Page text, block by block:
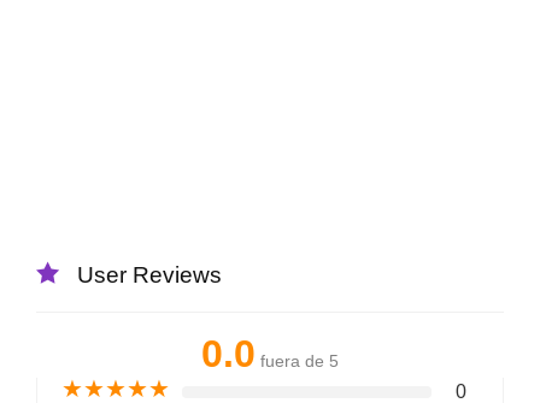
User Reviews
0.0 fuera de 5
★★★★★ 0